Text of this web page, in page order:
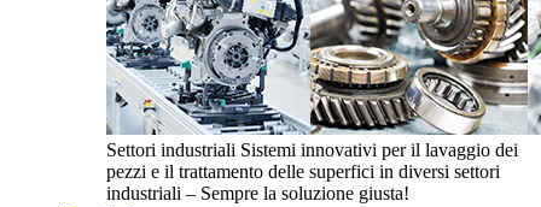
Settori industriali Sistemi innovativi per il lavaggio dei
pezzi e il trattamento delle superfici in diversi settori
industriali – Sempre la soluzione giusta!